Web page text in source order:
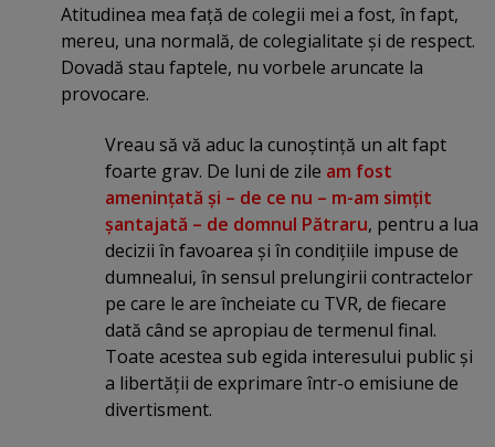
Atitudinea mea faţă de colegii mei a fost, în fapt,
mereu, una normală, de colegialitate şi de respect.
Dovadă stau faptele, nu vorbele aruncate la
provocare.
Vreau să vă aduc la cunoştinţă un alt fapt
foarte grav. De luni de zile am fost
ameninţată şi – de ce nu – m-am simţit
şantajată – de domnul Pătraru, pentru a lua
decizii în favoarea şi în condiţiile impuse de
dumnealui, în sensul prelungirii contractelor
pe care le are încheiate cu TVR, de fiecare
dată când se apropiau de termenul final.
Toate acestea sub egida interesului public şi
a libertăţii de exprimare într-o emisiune de
divertisment.